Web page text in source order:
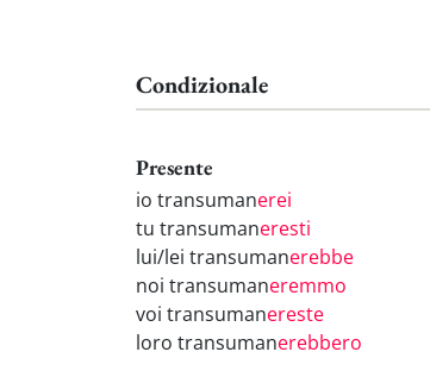
Condizionale
Presente
io transumanerei
tu transumaneresti
lui/lei transumanerebbe
noi transumaneremmo
voi transumanereste
loro transumanerebbero